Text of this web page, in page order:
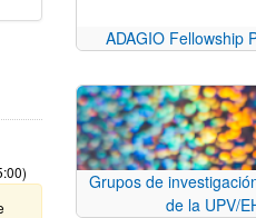
ADAGIO Fellowship
Grupos de
de la UPV/